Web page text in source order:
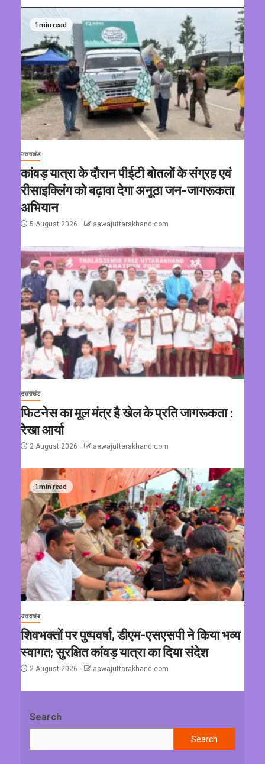
1 min read
उत्तराखंड
कांवड़ यात्रा के दौरान पीईटी बोतलों के संग्रह एवं
रीसाइक्लिंग को बढ़ावा देगा अनूठा जन-जागरूकता
अभियान
5 August 2026 aawajuttarakhand.com
उत्तराखंड
फिटनेस का मूल मंत्र है खेल के प्रति जागरूकता :
रेखा आर्या
2 August 2026 aawajuttarakhand.com
1 min read
उत्तराखंड
शिवभक्तों पर पुष्पवर्षा, डीएम-एसएसपी ने किया भव्य
स्वागत; सुरक्षित कांवड़ यात्रा का दिया संदेश
2 August 2026 aawajuttarakhand.com
Search
Search